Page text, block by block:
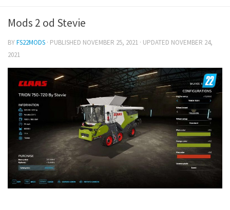
Mods 2 od Stevie
BYFS22MODS · PUBLISHED NOVEMBER 25, 2021 · UPDATED NOVEMBER 24,
2021